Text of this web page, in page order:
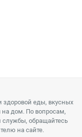
здоровой еды, вкусных
на дом. По вопросам,
службы, обращайтесь
на сайте.